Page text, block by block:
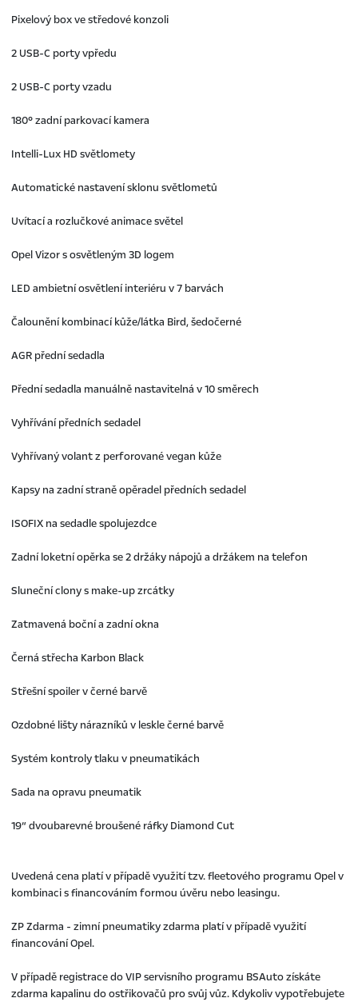
Pixelový box ve středové konzoli
2 USB-C porty vpředu
2 USB-C porty vzadu
180° zadní parkovací kamera
Intelli-Lux HD světlomety
Automatické nastavení sklonu světlometů
Uvítací a rozlučkové animace světel
Opel Vizor s osvětleným 3D logem
LED ambietní osvětlení interiéru v 7 barvách
Čalounění kombinací kůže/látka Bird, šedočerné
AGR přední sedadla
Přední sedadla manuálně nastavitelná v 10 směrech
Vyhřívání předních sedadel
Vyhřívaný volant z perforované vegan kůže
Kapsy na zadní straně opěradel předních sedadel
ISOFIX na sedadle spolujezdce
Zadní loketní opěrka se 2 držáky nápojů a držákem na telefon
Sluneční clony s make-up zrcátky
Zatmavená boční a zadní okna
Černá střecha Karbon Black
Střešní spoiler v černé barvě
Ozdobné lišty nárazníků v leskle černé barvě
Systém kontroly tlaku v pneumatikách
Sada na opravu pneumatik
19“ dvoubarevné broušené ráfky Diamond Cut
Uvedená cena platí v případě využití tzv. fleetového programu Opel v
kombinaci s financováním formou úvěru nebo leasingu.
ZP Zdarma - zimní pneumatiky zdarma platí v případě využití
financování Opel.
V případě registrace do VIP servisního programu BSAuto získáte
zdarma kapalinu do ostřikovačů pro svůj vůz. Kdykoliv vypotřebujete